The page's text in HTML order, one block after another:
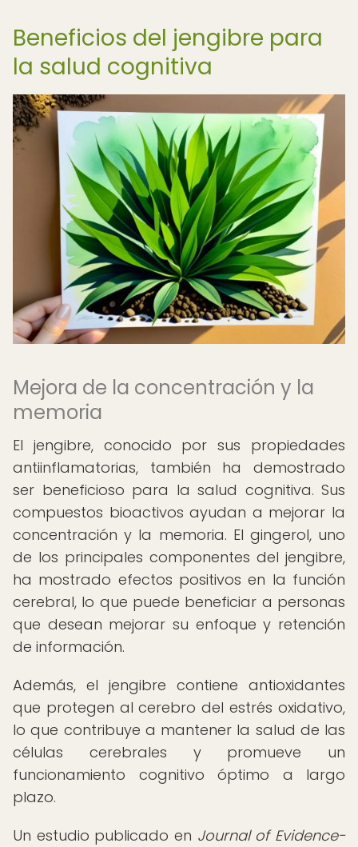
Beneficios del jengibre para
la salud cognitiva
Mejora de la concentración y la
memoria
El jengibre, conocido por sus propiedades
antiinflamatorias, también ha demostrado
ser beneficioso para la salud cognitiva. Sus
compuestos bioactivos ayudan a mejorar la
concentración y la memoria. El gingerol, uno
de los principales componentes del jengibre,
ha mostrado efectos positivos en la función
cerebral, lo que puede beneficiar a personas
que desean mejorar su enfoque y retención
de información.
Además, el jengibre contiene antioxidantes
que protegen al cerebro del estrés oxidativo,
lo que contribuye a mantener la salud de las
células cerebrales y promueve un
funcionamiento cognitivo óptimo a largo
plazo.
Un estudio publicado en Journal of Evidence-